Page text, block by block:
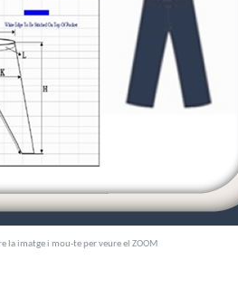
la imatge i mou-te per veure el ZOOM